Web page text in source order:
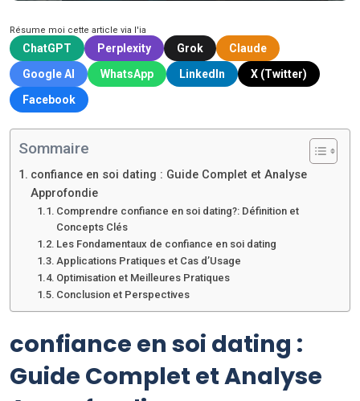
Résume moi cette article via l'ia
ChatGPT Perplexity Grok
Claude
Google AI
WhatsApp LinkedIn
X (Twitter)
Facebook
Sommaire
confiance en soi dating : Guide Complet et Analyse
Approfondie
Comprendre confiance en soi dating?: Définition et
Concepts Clés
Les Fondamentaux de confiance en soi dating
Applications Pratiques et Cas d’Usage
Optimisation et Meilleures Pratiques
Conclusion et Perspectives
confiance en soi dating :
Guide Complet et Analyse